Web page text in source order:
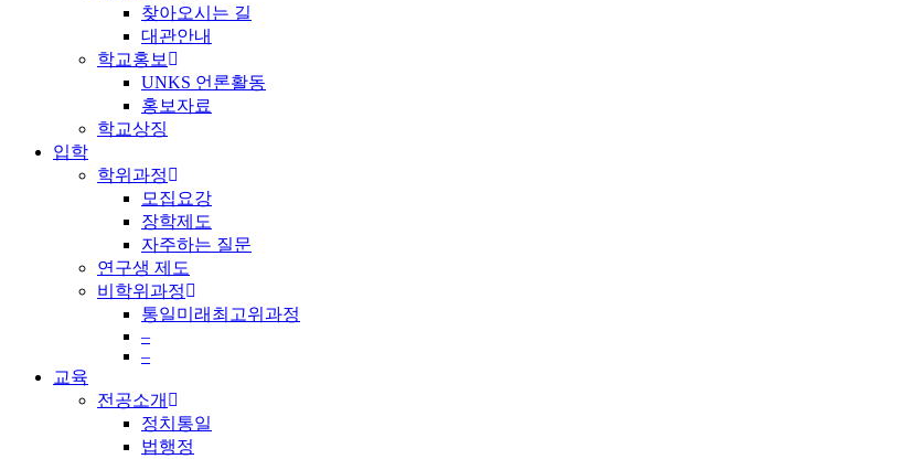
찾아오시는 길
대관안내
학교홍보
UNKS 언론활동
홍보자료
학교상징
입학
학위과정
모집요강
장학제도
자주하는 질문
연구생 제도
비학위과정
통일미래최고위과정
–
–
교육
전공소개
정치통일
법행정